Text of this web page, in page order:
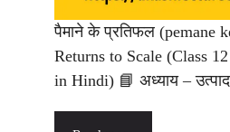
पैमाने के प्रतिफल (pemane
Returns to Scale (Class
in Hindi) 📘 अध्याय –